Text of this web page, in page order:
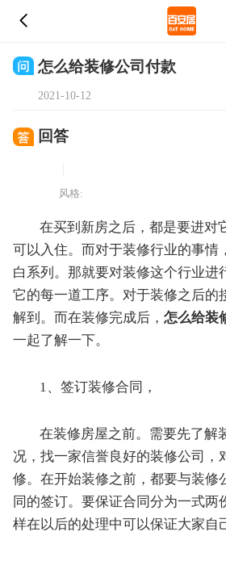
怎么给装修公司付款
2021-10-12
回答
风格:
在买到新房之后，都是要进对
可以入住。而对于装修行业的事情
白系列。那就要对装修这个行业进
它的每一道工序。对于装修之后的
解到。而在装修完成后， 怎么给装
一起了解一下。
1、签订装修合同，
在装修房屋之前。需要先了解
况，找一家信誉良好的装修公司，
修。在开始装修之前，都要与装修
同的签订。要保证合同分为一式两
样在以后的处理中可以保证大家自